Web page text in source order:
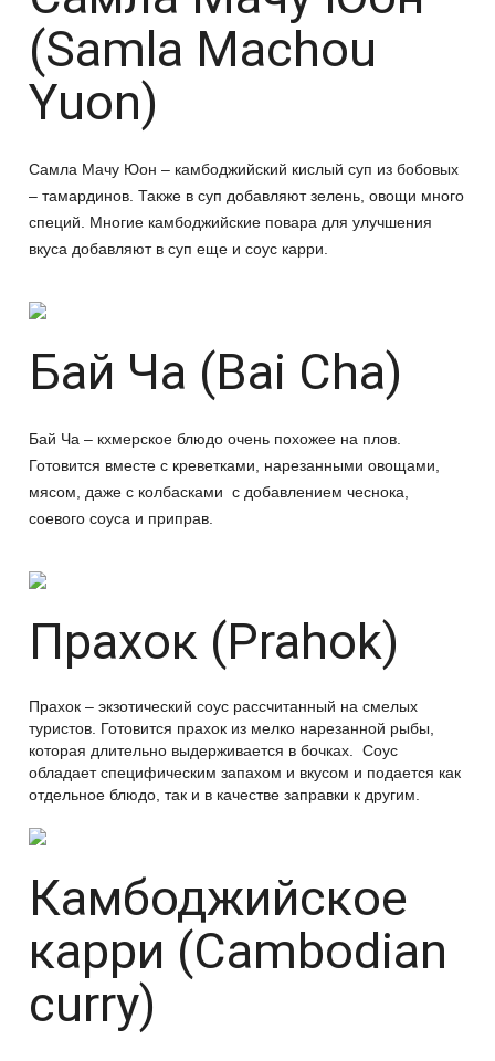
(Samla Machou
Yuon)
Самла Мачу Юон – камбоджийский кислый суп из бобовых
– тамардинов. Также в суп добавляют зелень, овощи много
специй. Многие камбоджийские повара для улучшения
вкуса добавляют в суп еще и соус карри.
Бай Ча (Bai Cha)
Бай Ча – кхмерское блюдо очень похожее на плов.
Готовится вместе с креветками, нарезанными овощами,
мясом, даже с колбасками с добавлением чеснока,
соевого соуса и приправ.
Прахок (Prahok)
Прахок – экзотический соус рассчитанный на смелых
туристов. Готовится прахок из мелко нарезанной рыбы,
которая длительно выдерживается в бочках. Соус
обладает специфическим запахом и вкусом и подается как
отдельное блюдо, так и в качестве заправки к другим.
Камбоджийское
карри (Cambodian
curry)